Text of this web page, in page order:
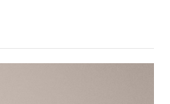
které v minulém roce